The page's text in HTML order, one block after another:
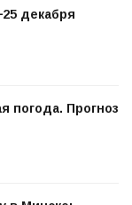
декабря
погода. Прогноз